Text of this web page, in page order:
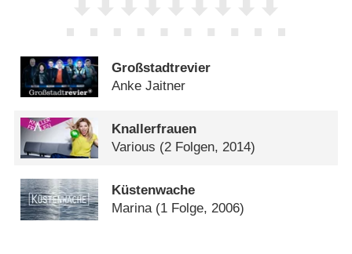
Großstadtrevier
Anke Jaitner
Knallerfrauen
Various (2 Folgen, 2014)
Küstenwache
Marina (1 Folge, 2006)